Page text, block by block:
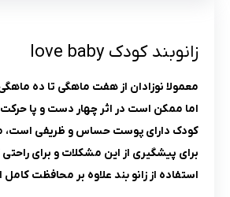
زانوبند کودک love baby
معمولا نوزادان از هفت ماهگی تا ده
اما ممکن است در اثر چهار دست و پا حرکت
کودک دارای پوست حساس و ظریفی است،
برای پیشگیری از این مشکلات و برای
استفاده از زانو بند علاوه بر محافظت